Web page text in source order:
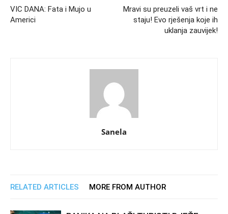
VIC DANA: Fata i Mujo u
Americi
Mravi su preuzeli vaš vrt i ne
staju! Evo rješenja koje ih
uklanja zauvijek!
Sanela
RELATED ARTICLES MORE FROM AUTHOR